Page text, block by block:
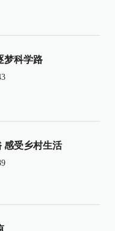
梦科学路
感受乡村生活